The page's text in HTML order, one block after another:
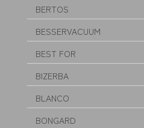
BERTOS
BESSERVACUUM
BEST FOR
BIZERBA
BLANCO
BONGARD